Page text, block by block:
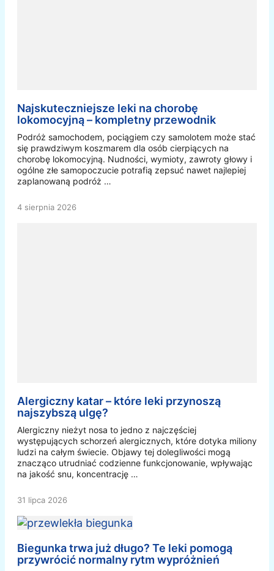
Najskuteczniejsze leki na chorobę
lokomocyjną – kompletny przewodnik
Podróż samochodem, pociągiem czy samolotem może stać
się prawdziwym koszmarem dla osób cierpiących na
chorobę lokomocyjną. Nudności, wymioty, zawroty głowy i
ogólne złe samopoczucie potrafią zepsuć nawet najlepiej
zaplanowaną podróż …
4 sierpnia 2026
Alergiczny katar – które leki przynoszą
najszybszą ulgę?
Alergiczny nieżyt nosa to jedno z najczęściej
występujących schorzeń alergicznych, które dotyka miliony
ludzi na całym świecie. Objawy tej dolegliwości mogą
znacząco utrudniać codzienne funkcjonowanie, wpływając
na jakość snu, koncentrację …
31 lipca 2026
Biegunka trwa już długo? Te leki pomogą
przywrócić normalny rytm wypróżnień